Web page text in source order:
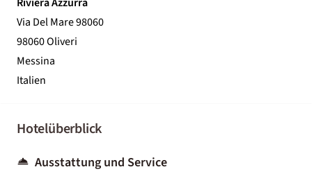
Via Del Mare 98060
98060 Oliveri
Messina
Italien
Hotelüberblick
Ausstattung und Service